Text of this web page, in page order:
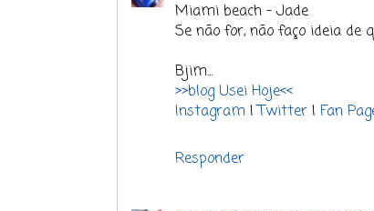
Miami beach - Jade
Se não for, não faço ideia de
Bjim...
>>blog Usei Hoje<<
Instagram |Twitter | Fan
Responder